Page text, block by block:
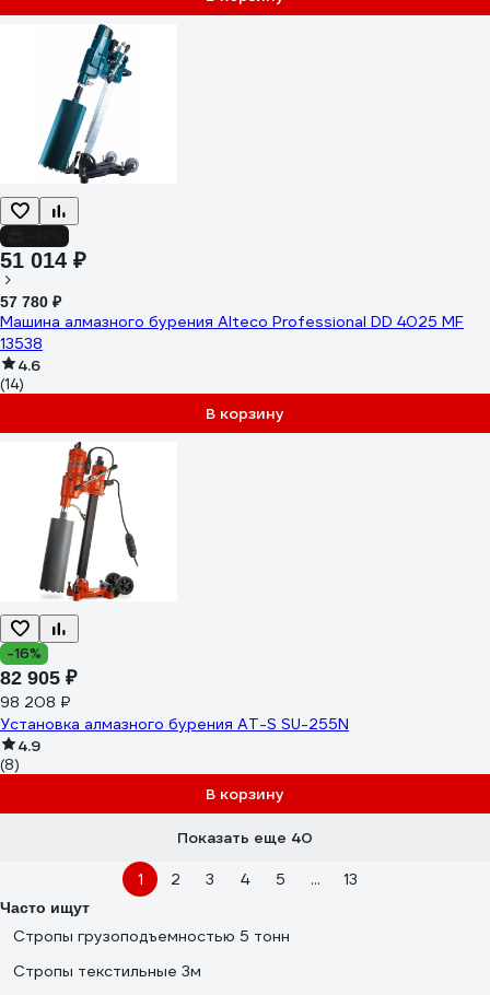
51 014 ₽
57 780 ₽
Машина алмазного бурения Alteco Professional DD 4025 MF
13538
4.6
(14)
В корзину
-16%
82 905 ₽
98 208 ₽
Установка алмазного бурения AT-S SU-255N
4.9
(8)
В корзину
Показать еще 40
1 2 3 4 5 ... 13
Часто ищут
Стропы грузоподъемностью 5 тонн
Стропы текстильные 3м